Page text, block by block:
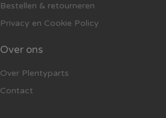
Bestellen & retourneren
Privacy en Cookie Policy
Over ons
Over Plentyparts
Contact